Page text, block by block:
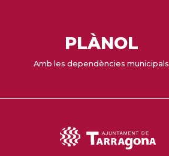
PLÀNOL
Amb les dependències municipals